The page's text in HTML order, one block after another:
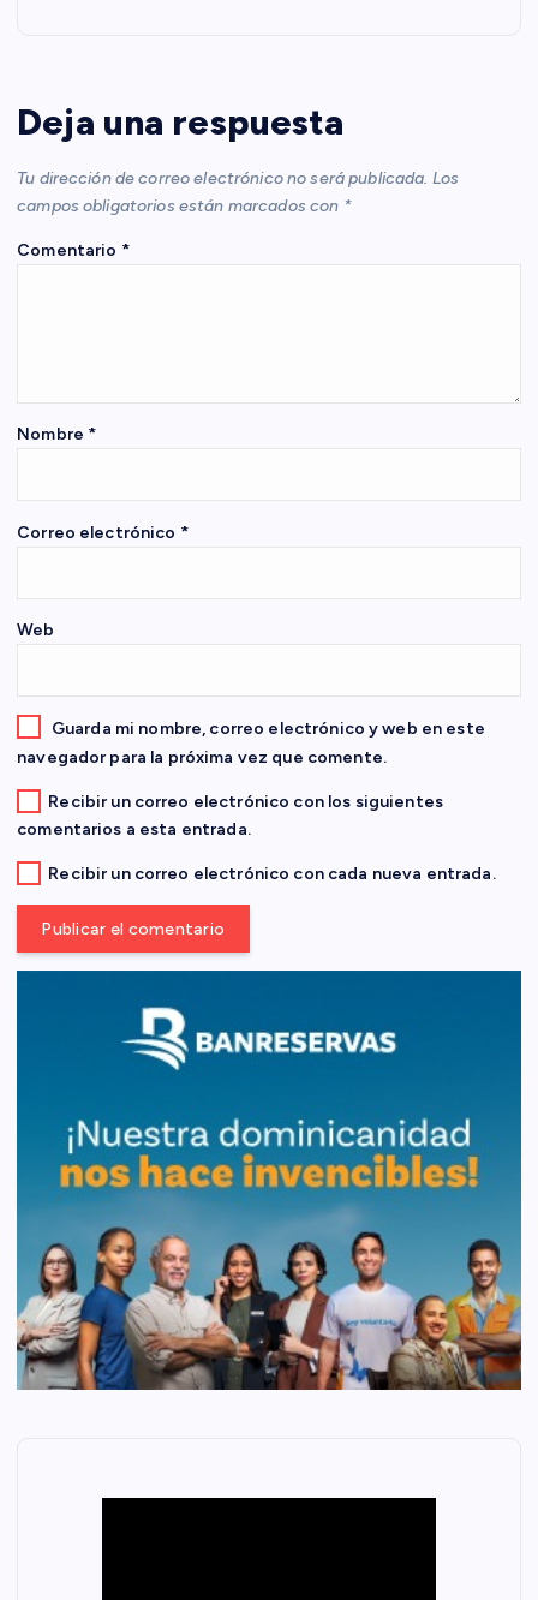
c
i
ó
e
n
r
a
d
a
s
Deja una respuesta
Tu dirección de correo electrónico no será publicada. Los
campos obligatorios están marcados con *
Comentario *
Nombre *
Correo electrónico *
Web
Guarda mi nombre, correo electrónico y web en este
navegador para la próxima vez que comente.
Recibir un correo electrónico con los siguientes
comentarios a esta entrada.
Recibir un correo electrónico con cada nueva entrada.